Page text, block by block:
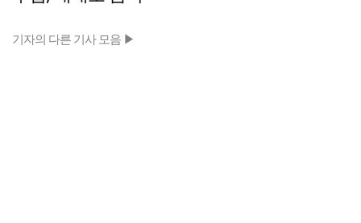
기자의 다른 기사 모음 ▶